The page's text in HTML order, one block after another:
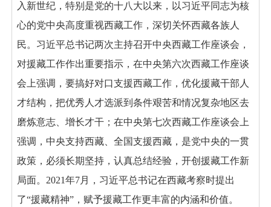
入新世纪，特别是党的十八大以来，以习近平同志为核
心的党中央高度重视西藏工作，深切关怀西藏各族人
民。习近平总书记两次主持召开中央西藏工作座谈会，
对援藏工作作出重要指示，在中央第六次西藏工作座谈
会上强调，要搞好对口支援西藏工作，优化援藏干部人
才结构，把优秀人才选派到条件艰苦和情况复杂地区去
磨炼意志、增长才干；在中央第七次西藏工作座谈会上
强调，中央支持西藏、全国支援西藏，是党中央的一贯
政策，必须长期坚持，认真总结经验，开创援藏工作新
局面。2021年7月，习近平总书记在西藏考察时提出
了“援藏精神”，赋予援藏工作更丰富的内涵和价值。